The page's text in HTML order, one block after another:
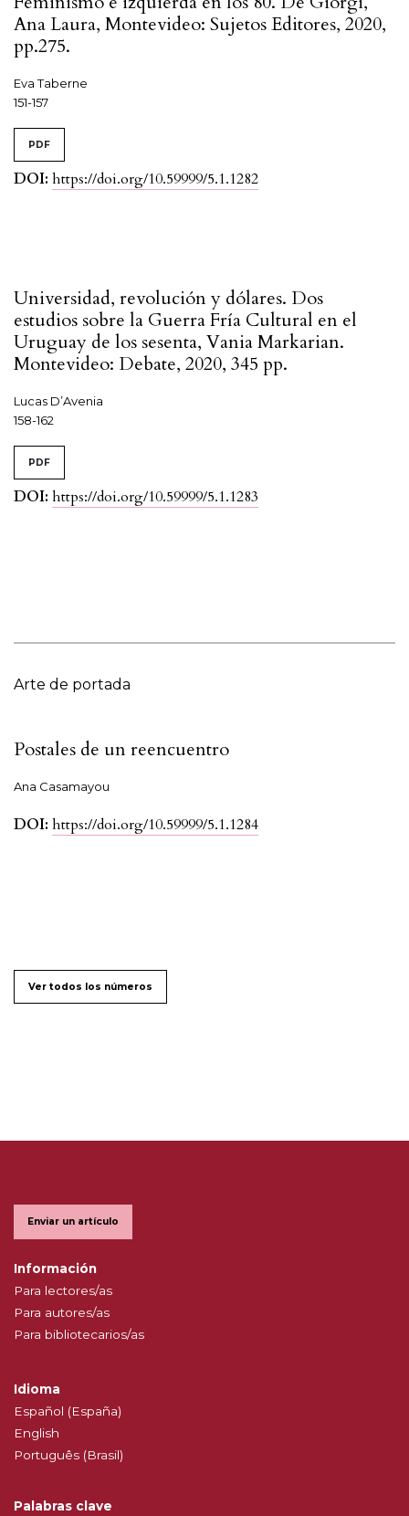
Ana Laura, Montevideo: Sujetos Editores, 2020,
pp.275.
Eva Taberne
151-157
PDF
DOI: https://doi.org/10.59999/5.1.1282
Universidad, revolución y dólares. Dos
estudios sobre la Guerra Fría Cultural en el
Uruguay de los sesenta, Vania Markarian.
Montevideo: Debate, 2020, 345 pp.
Lucas D’Avenia
158-162
PDF
DOI: https://doi.org/10.59999/5.1.1283
Arte de portada
Postales de un reencuentro
Ana Casamayou
DOI: https://doi.org/10.59999/5.1.1284
Ver todos los números
Enviar un artículo
Información
Para lectores/as
Para autores/as
Para bibliotecarios/as
Idioma
Español (España)
English
Português (Brasil)
Palabras clave